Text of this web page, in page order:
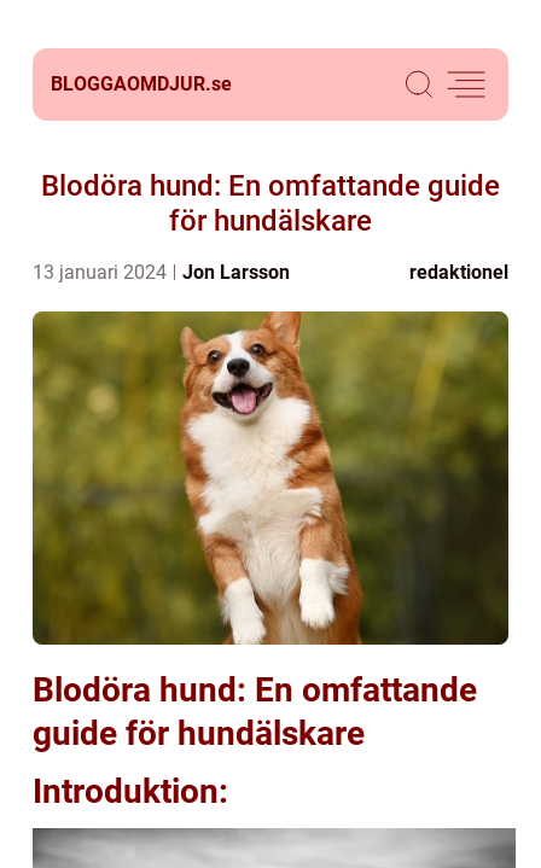
BLOGGAOMDJUR.se
Blodöra hund: En omfattande guide
för hundälskare
13 januari 2024 Jon Larsson redaktionel
Blodöra hund: En omfattande
guide för hundälskare
Introduktion: